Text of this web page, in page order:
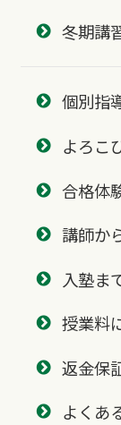
冬期講
個別指
よろこ
合格体
講師か
入塾ま
授業料
返金保
よくあ